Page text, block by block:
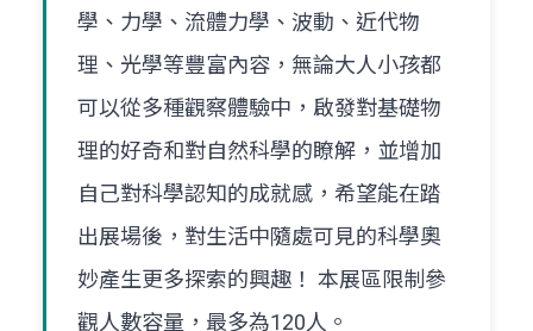
學、力學、流體力學、波動、近代物
理、光學等豐富內容，無論大人小孩都
可以從多種觀察體驗中，啟發對基礎物
理的好奇和對自然科學的瞭解，並增加
自己對科學認知的成就感，希望能在踏
出展場後，對生活中隨處可見的科學奧
妙產生更多探索的興趣！ 本展區限制參
觀人數容量，最多為120人。